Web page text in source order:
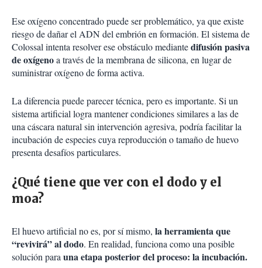
Ese oxígeno concentrado puede ser problemático, ya que existe
riesgo de dañar el ADN del embrión en formación. El sistema de
Colossal intenta resolver ese obstáculo mediantedifusión pasiva
de oxígenoa través de la membrana de silicona, en lugar de
suministrar oxígeno de forma activa.
La diferencia puede parecer técnica, pero es importante. Si un
sistema artificial logra mantener condiciones similares a las de
una cáscara natural sin intervención agresiva, podría facilitar la
incubación de especies cuya reproducción o tamaño de huevo
presenta desafíos particulares.
¿Qué tiene que ver con el dodo y el
moa?
El huevo artificial no es, por sí mismo, la herramienta que
“revivirá” al dodo. En realidad, funciona como una posible
solución parauna etapa posterior del proceso: la incubación.